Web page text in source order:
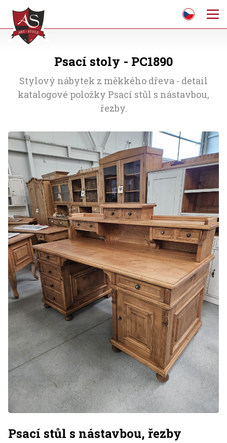
Psací stoly - PC1890
Stylový nábytek z měkkého dřeva - detail
katalogové položky Psací stůl s nástavbou,
řezby.
Psací stůl s nástavbou, řezby